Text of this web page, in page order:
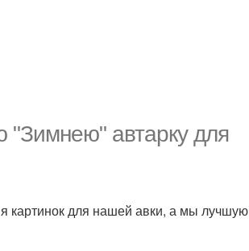
"Зимнею" автарку для
картинок для нашей авки, а мы лучшую